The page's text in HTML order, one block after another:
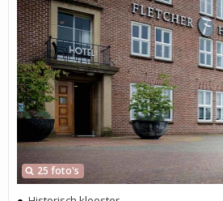
25 foto's